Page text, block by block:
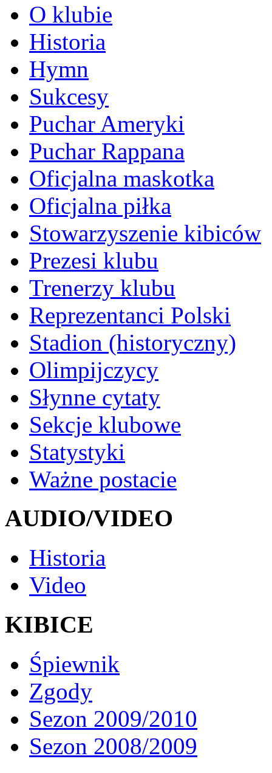
O klubie
Historia
Hymn
Sukcesy
Puchar Ameryki
Puchar Rappana
Oficjalna maskotka
Oficjalna piłka
Stowarzyszenie kibiców
Prezesi klubu
Trenerzy klubu
Reprezentanci Polski
Stadion (historyczny)
Olimpijczycy
Słynne cytaty
Sekcje klubowe
Statystyki
Ważne postacie
AUDIO/VIDEO
Historia
Video
KIBICE
Śpiewnik
Zgody
Sezon 2009/2010
Sezon 2008/2009